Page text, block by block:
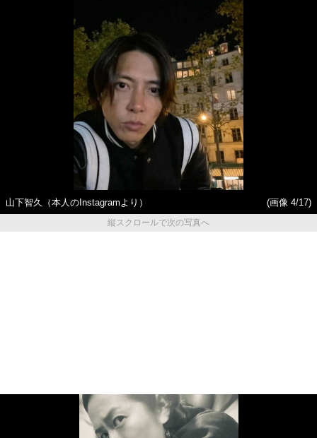
山下智久（本人のInstagramより）
(画像 4/17)
縦スクロールで次の写真へ